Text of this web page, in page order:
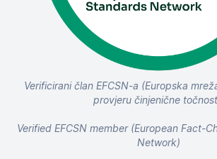
Verificirani član EFCSN-a (Europska
provjeru činjenične
Verified EFCSN member (European Fact-
Network)